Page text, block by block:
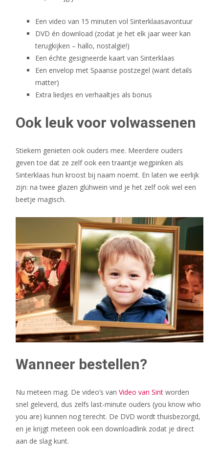
Een video van 15 minuten vol Sinterklaasavontuur
DVD én download (zodat je het elk jaar weer kan
terugkijken – hallo, nostalgie!)
Een échte gesigneerde kaart van Sinterklaas
Een envelop met Spaanse postzegel (want details
matter)
Extra liedjes en verhaaltjes als bonus
Ook leuk voor volwassenen
Stiekem genieten ook ouders mee. Meerdere ouders
geven toe dat ze zelf ook een traantje wegpinken als
Sinterklaas hun kroost bij naam noemt. En laten we eerlijk
zijn: na twee glazen glühwein vind je het zelf ook wel een
beetje magisch.
Wanneer bestellen?
Nu meteen mag. De video’s van Video van Sint worden
snel geleverd, dus zelfs last-minute ouders (you know who
you are) kunnen nog terecht. De DVD wordt thuisbezorgd,
en je krijgt meteen ook een downloadlink zodat je direct
aan de slag kunt.